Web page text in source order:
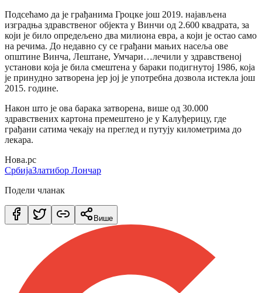
Подсећамо да је грађанима Гроцке још 2019. најављена
изградња здравственог објекта у Винчи од 2.600 квадрата, за
који је било опредељено два милиона евра, а који је остао само
на речима. До недавно су се грађани мањих насеља ове
општине Винча, Лештане, Умчари…лечили у здравственој
установи која је била смештена у бараки подигнутој 1986, која
је принудно затворена јер јој је употребна дозвола истекла још
2015. године.
Након што је ова барака затворена, више од 30.000
здравствених картона премештено је у Калуђерицу, где
грађани сатима чекају на преглед и путују километрима до
лекара.
Нова.рс
СрбијаЗлатибор Лончар
Подели чланак
Више